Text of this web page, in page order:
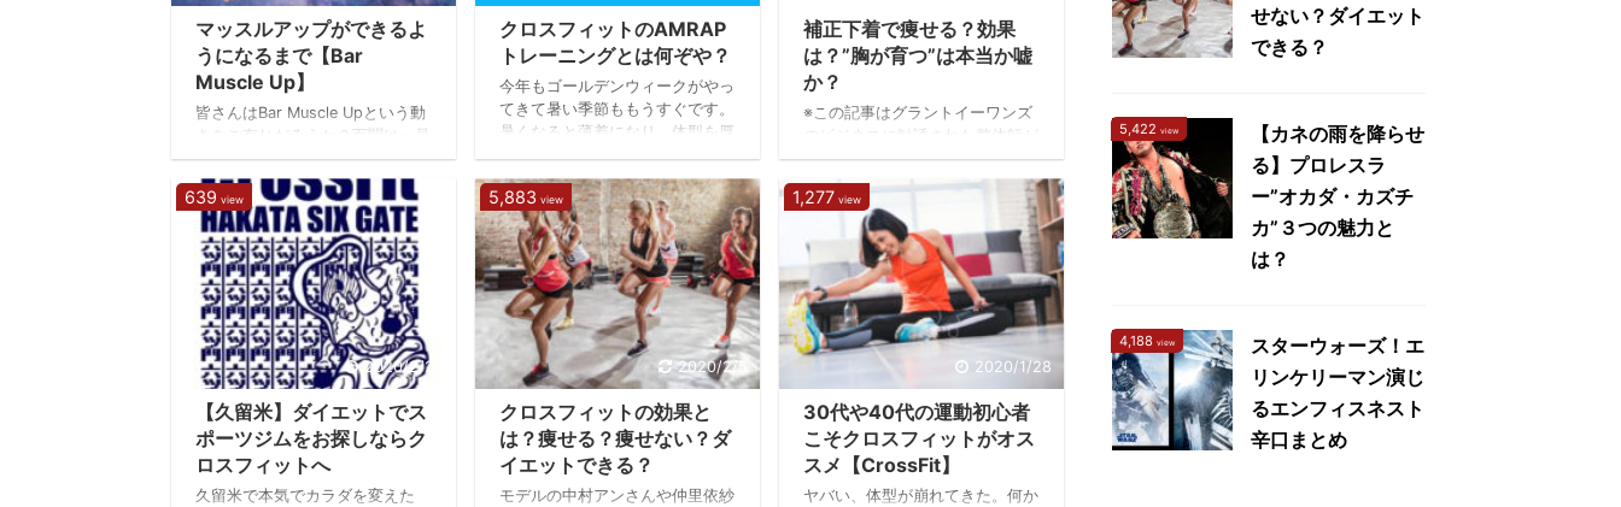
場合）のバーベルを床から頭の上
まで10回上げましょう、そのあと
床に置いた ...
と「グリップ」です。他にもベル
トやリストラップやニースリーブ
などもあるので僕の個人的主観と
ロスフィット続けるなら買うべ
...
ックスでも飲んでいる方が多いの
ですが、話しているとボックスで
トレーニングした後だけ飲んでい
たり、そもそも苦手だから飲んで
い ...
マッスルアップができるよ
うになるまで【Bar
Muscle Up】
皆さんはBar Muscle Upという動
きをご存じだろうか？百聞は一見
にしかず、なのでコレです。 鉄
棒にぶら下がって、そのまま上半
身を鉄棒の上までもっていく動き
です。 この投稿をInstagramで
見る Hirohito
Inoue(@hi6to_skywalker)がシェ
アした投稿 - 2020年 7月月8日午
後11時41分PDT これは僕が初め
てできた時の動画です。だいぶフ
ォームは汚いですが、なかなか上
がれなかったので嬉しいもんでし
た。 クロスフィットの中でも難
易度が高 ...
クロスフィットのAMRAP
トレーニングとは何ぞや？
今年もゴールデンウィークがやっ
てきて暑い季節ももうすぐです。
暑くなると薄着になり、体型を厚
着で隠せなくなります。いくら長
袖を着ても主張し続ける体型た
ち…（笑） そこで夏までに何と
かしたい！という方のためにオス
スメなのが脂肪燃焼トレーニング
として有名な「AMRAP」トレー
ニングです。 短時間で高負荷を
与えてくれるAMRAP AMRAPと
いうのは「As Many
Rounds/Reps As Possible」の略
で「できる限り多くのラウンド/
回数を繰り返す」という意味の頭
文字をとって「アムラ ...
補正下着で痩せる？効果
は？”胸が育つ”は本当か嘘
か？
※この記事はグラントイーワンズ
のビジネスに勧誘された整体師が
補正下着の効果や意味、形状記憶
というものに調べて書いた記事で
す。 先日、整体院の予約がない
状態で事務作業を行っていたとこ
ろ、飛び込みで女性が入ってき
た。 うちのように表に値段も出
していない整体院に、いきなり入
ってくるときは 痛くてしょうが
ない場合 時間があるのでマッサ
ージ感覚で来る場合 営業 この3
パターンに限られてくる。営業さ
んの場合は話を2，3分聞いてバ
イバイがほとんどである。（最近
はキャッシュレスや看板設置が多
い） 今回は40代女性で「ちょ ...
639 view
2020/2/26
【久留米】ダイエットでス
ポーツジムをお探しならク
ロスフィットへ
久留米で本気でカラダを変えた
5,883 view
2020/2/5
クロスフィットの効果と
は？痩せる？痩せない？ダ
イエットできる？
モデルの中村アンさんや仲里依紗
1,277 view
2020/1/28
30代や40代の運動初心者
こそクロスフィットがオス
スメ【CrossFit】
ヤバい、体型が崩れてきた。何か
せない？ダイエット
できる？
5,422 view
【カネの雨を降らせ
る】プロレスラ
ー”オカダ・カズチ
カ”３つの魅力と
は？
4,188 view
スターウォーズ！エ
リンケリーマン演じ
るエンフィスネスト
辛口まとめ